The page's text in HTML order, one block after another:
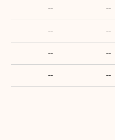
--
--
--
--
--
--
--
--